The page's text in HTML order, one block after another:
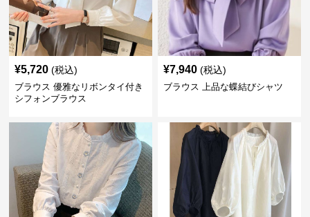
¥5,720 (税込)
ブラウス 優雅なリボンタイ付き
シフォンブラウス
¥7,940 (税込)
ブラウス 上品な蝶結びシャツ